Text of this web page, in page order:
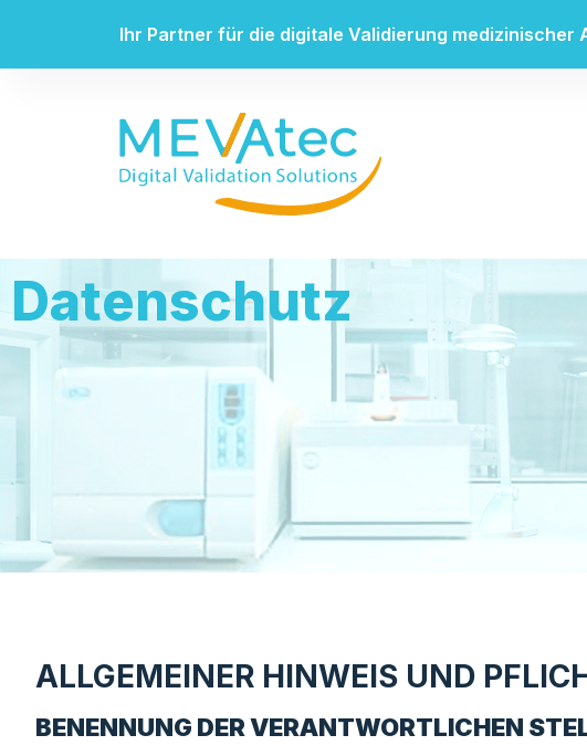
Ihr Partner für die digitale Validierung medizinischer
Datenschutz
ALLGEMEINER HINWEIS UND
BENENNUNG DER VERANTWORTLICHEN